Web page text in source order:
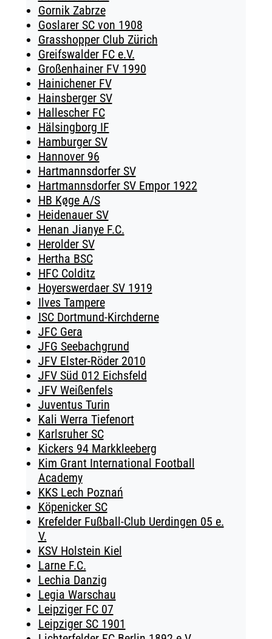
Gornik Zabrze
Goslarer SC von 1908
Grasshopper Club Zürich
Greifswalder FC e.V.
Großenhainer FV 1990
Hainichener FV
Hainsberger SV
Hallescher FC
Hälsingborg IF
Hamburger SV
Hannover 96
Hartmannsdorfer SV
Hartmannsdorfer SV Empor 1922
HB Køge A/S
Heidenauer SV
Henan Jianye F.C.
Herolder SV
Hertha BSC
HFC Colditz
Hoyerswerdaer SV 1919
Ilves Tampere
ISC Dortmund-Kirchderne
JFC Gera
JFG Seebachgrund
JFV Elster-Röder 2010
JFV Süd 012 Eichsfeld
JFV Weißenfels
Juventus Turin
Kali Werra Tiefenort
Karlsruher SC
Kickers 94 Markkleeberg
Kim Grant International Football
Academy
KKS Lech Poznań
Köpenicker SC
Krefelder Fußball-Club Uerdingen 05 e.
V.
KSV Holstein Kiel
Larne F.C.
Lechia Danzig
Legia Warschau
Leipziger FC 07
Leipziger SC 1901